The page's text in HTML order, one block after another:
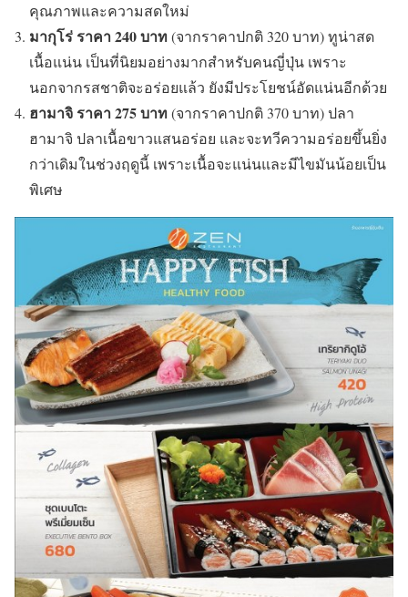
คุณภาพและความสดใหม่
มากุโร่ ราคา240 บาท(จากราคาปกติ 320 บาท) ทูน่าสด
เนื้อแน่น เป็นที่นิยมอย่างมากสำหรับคนญี่ปุ่น เพราะ
นอกจากรสชาติจะอร่อยแล้ว ยังมีประโยชน์อัดแน่นอีกด้วย
ฮามาจิ ราคา275 บาท(จากราคาปกติ 370 บาท) ปลา
ฮามาจิ ปลาเนื้อขาวแสนอร่อย และจะทวีความอร่อยขึ้นยิ่ง
กว่าเดิมในช่วงฤดูนี้ เพราะเนื้อจะแน่นและมีไขมันน้อยเป็น
พิเศษ